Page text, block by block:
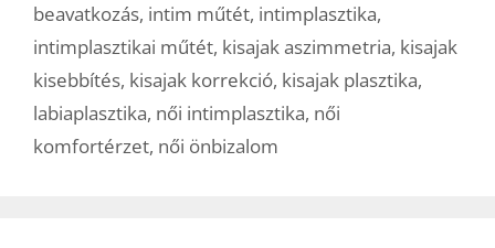
beavatkozás, intim műtét, intimplasztika,
intimplasztikai műtét, kisajak aszimmetria, kisajak
kisebbítés, kisajak korrekció, kisajak plasztika,
labiaplasztika, női intimplasztika, női
komfortérzet, női önbizalom